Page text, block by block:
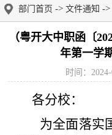
部门首页 -> 文件通知 ->
（粤开大中职函〔
年第一学
时间：
各分校：
为全面落实